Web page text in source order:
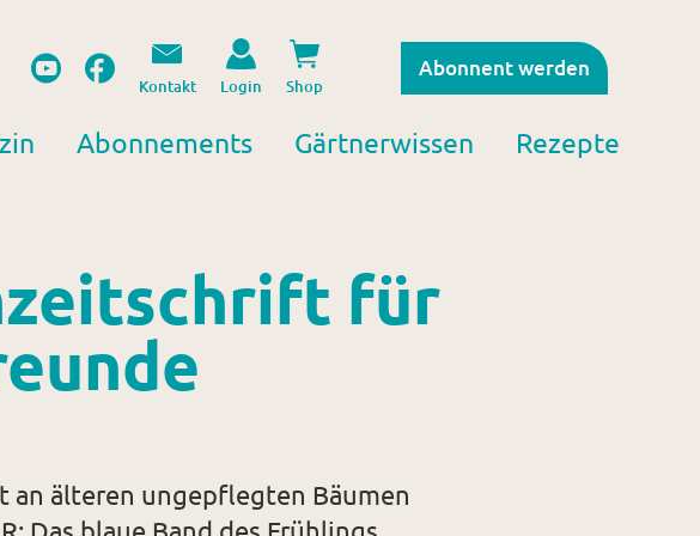
Kontakt Login Shop
Abonnent werden
Abonnements Gärtnerwissen Rezepte
für
an älteren ungepflegten Bäumen